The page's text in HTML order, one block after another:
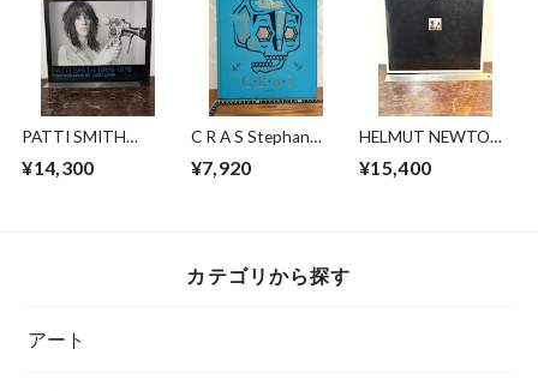
PATTI SMITH
PHOTOGRAPHS BY
¥14,300
C R A S Stephan
¥7,920
HELMUT NEWTON
¥15,400
カテゴリから探す
アート